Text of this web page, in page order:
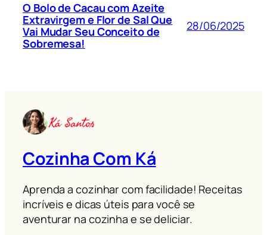
O Bolo de Cacau com Azeite
Extravirgem e Flor de Sal Que
Vai Mudar Seu Conceito de
Sobremesa!
28/06/2025
Cozinha Com Ká
Aprenda a cozinhar com facilidade! Receitas
incríveis e dicas úteis para você se
aventurar na cozinha e se deliciar.